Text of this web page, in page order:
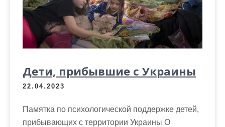
Дети, прибывшие с Украины
22.04.2023
Памятка по психологической поддержке детей,
прибывающих с территории Украины О